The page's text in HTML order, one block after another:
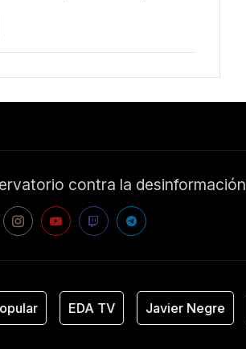
contra la desinformación
EDA TV Javier Negre